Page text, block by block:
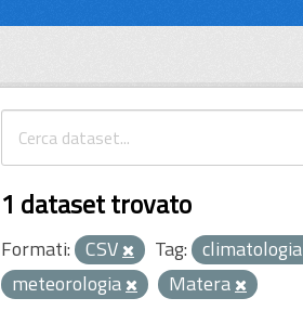
1 dataset trovato
Formati: CSV Tag: climatologia
meteorologia
Matera